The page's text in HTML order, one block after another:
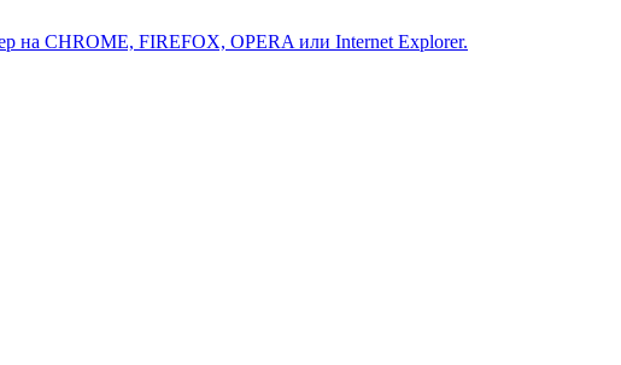
на CHROME, FIREFOX, OPERA или Internet Explorer.